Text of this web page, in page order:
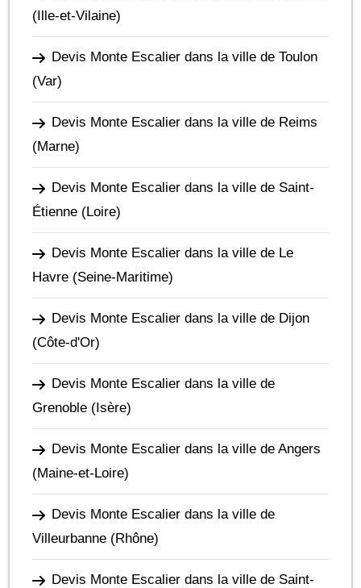
(Ille-et-Vilaine)
Devis Monte Escalier dans la ville de Toulon
(Var)
Devis Monte Escalier dans la ville de Reims
(Marne)
Devis Monte Escalier dans la ville de Saint-
Étienne (Loire)
Devis Monte Escalier dans la ville de Le
Havre (Seine-Maritime)
Devis Monte Escalier dans la ville de Dijon
(Côte-d'Or)
Devis Monte Escalier dans la ville de
Grenoble (Isère)
Devis Monte Escalier dans la ville de Angers
(Maine-et-Loire)
Devis Monte Escalier dans la ville de
Villeurbanne (Rhône)
Devis Monte Escalier dans la ville de Saint-